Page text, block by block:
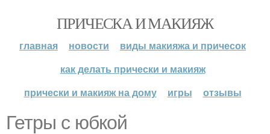
ПРИЧЕСКА И МАКИЯЖ
главная новости
виды макияжа и причесок
как делать прически и макияж
прически и макияж на дому
игры отзывы
Гетры с юбкой